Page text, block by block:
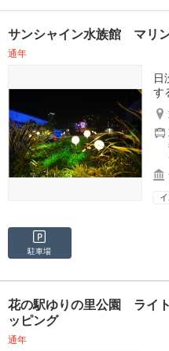
サンシャイン水族館 マリ
通年
日
す
駐車場
花の駅ゆりの里公園 ライ
ッピング
通年